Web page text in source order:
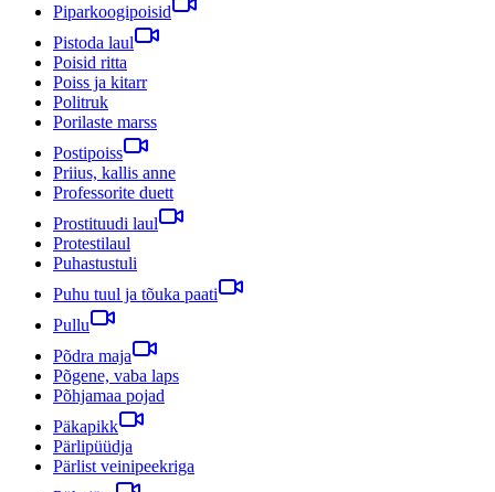
Piparkoogipoisid
Pistoda laul
Poisid ritta
Poiss ja kitarr
Politruk
Porilaste marss
Postipoiss
Priius, kallis anne
Professorite duett
Prostituudi laul
Protestilaul
Puhastustuli
Puhu tuul ja tõuka paati
Pullu
Põdra maja
Põgene, vaba laps
Põhjamaa pojad
Päkapikk
Pärlipüüdja
Pärlist veinipeekriga